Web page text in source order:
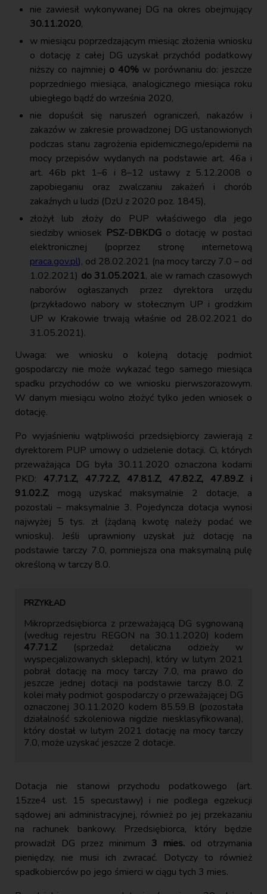
nie zawiesił wykonywanej DG na okres obejmujący
30.11.2020,
w miesiącu poprzedzającym miesiąc złożenia wniosku
o dotację z całej DG uzyskał przychód podatkowy
niższy co najmniej o 40% w porównaniu do: jeszcze
poprzedniego miesiąca, analogicznego miesiąca roku
ubiegłego bądź do września 2020,
nie dopuścił się naruszeń ograniczeń, nakazów i
zakazów w zakresie prowadzonej DG ustanowionych
podczas stanu zagrożenia epidemicznego/epidemii na
mocy przepisów wydanych na podstawie art. 46a i
art. 46b pkt 1–6 i 8–12 ustawy z 5.12.2008 o
zapobieganiu oraz zwalczaniu zakażeń i chorób
zakaźnych u ludzi (DzU z 2020 poz. 1845),
złożył lub złoży do PUP właściwego dla jego
siedziby wniosek PSZ-DBKDG o dotację w postaci
elektronicznej (poprzez stronę internetową
praca.gov.pl), od 28.02.2021 (na mocy tarczy 7.0 – od
1.02.2021) do 31.05.2021, ale w ramach czasowych
naborów ogłaszanych przez dyrektora urzędu
(przykładowo nabory w stołecznym UP i grodzkim
UP w Krakowie trwają właśnie od 28.02.2021 do
31.05.2021).
Uwaga: we wniosku o kolejną dotację podmiot
gospodarczy nie może wykazać tego samego miesiąca
spadku przychodów co we wniosku pierwszorazowym.
W danym miesiącu wolno złożyć tylko jeden wniosek o
dotację.
Po wyjaśnieniu wątpliwości przedsiębiorcy zawierają z
dyrektorem PUP umowy o udzielenie dotacji. Ci, których
przeważająca DG była 30.11.2020 oznaczona kodami
PKD: 47.71.Z, 47.72.Z, 47.81.Z, 47.82.Z, 47.89.Z i
91.02.Z, mogą uzyskać maksymalnie 2 dotacje, a
pozostali – maksymalnie 3. Pojedyncza dotacja wynosi
najwyżej 5 tys. zł (żądaną kwotę należy podać we
wniosku). Jeśli uprawniony uzyskał już dotację na
podstawie tarczy 7.0, pomniejsza ona maksymalną pulę
określoną w tarczy 8.0.
Mikroprzedsiębiorca z przeważającą DG sygnowaną
(według rejestru REGON na 30.11.2020) kodem
47.71.Z(sprzedaż detaliczna odzieży w
wyspecjalizowanych sklepach), który w lutym 2021
pobrał dotację na mocy tarczy 7.0, ma prawo do
jeszcze jednej dotacji na podstawie tarczy 8.0. Z
kolei mały podmiot gospodarczy o przeważającej DG
oznaczonej 30.11.2020 kodem 85.59.B (pozostała
działalność szkoleniowa nigdzie niesklasyfikowana),
który dostał w lutym 2021 dotację na mocy tarczy
7.0, może uzyskać jeszcze 2 dotacje.
Dotacja nie stanowi przychodu podatkowego (art.
15zze4 ust. 15 specustawy) i nie podlega egzekucji
sądowej ani administracyjnej, również po jej przekazaniu
na rachunek bankowy. Przedsiębiorca, który będzie
prowadził DG przez minimum 3 mies. od otrzymania
pieniędzy, nie musi ich zwracać. Dotyczy to również
spadkobierców po jego śmierci w ciągu tych 3 mies.